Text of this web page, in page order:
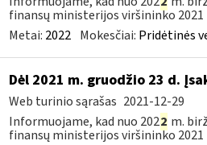
finansų ministerijos viršininko 2021
Metai: 2022 Mokesčiai: Pridėtinės
Dėl 2021 m. gruodžio 23 d.
Web turinio sąrašas 2021-12-29
Informuojame, kad nuo 2022 m.
finansų ministerijos viršininko 2021